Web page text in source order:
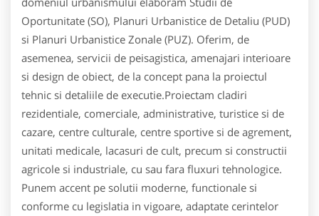
Oportunitate (SO), Planuri Urbanistice de Detaliu (PUD)
si Planuri Urbanistice Zonale (PUZ). Oferim, de
asemenea, servicii de peisagistica, amenajari interioare
si design de obiect, de la concept pana la proiectul
tehnic si detaliile de executie.Proiectam cladiri
rezidentiale, comerciale, administrative, turistice si de
cazare, centre culturale, centre sportive si de agrement,
unitati medicale, lacasuri de cult, precum si constructii
agricole si industriale, cu sau fara fluxuri tehnologice.
Punem accent pe solutii moderne, functionale si
conforme cu legislatia in vigoare, adaptate cerintelor